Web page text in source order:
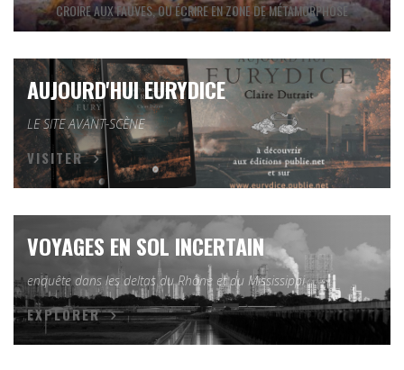
CROIRE AUX FAUVES, OU ÉCRIRE EN ZONE DE MÉTAMORPHOSE
AUJOURD'HUI EURYDICE
LE SITE AVANT-SCÈNE
VISITER
VOYAGES EN SOL INCERTAIN
enquête dans les deltas du Rhône et du Mississippi
EXPLORER